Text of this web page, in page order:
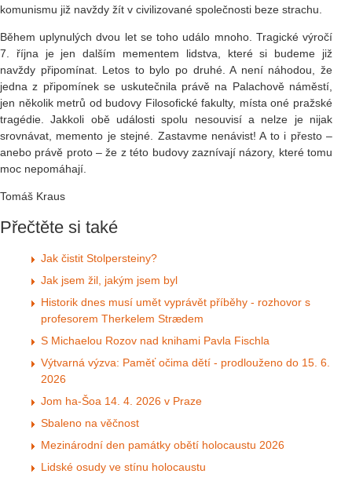
komunismu již navždy žít v civilizované společnosti beze strachu.
Během uplynulých dvou let se toho událo mnoho. Tragické výročí
7. října je jen dalším mementem lidstva, které si budeme již
navždy připomínat. Letos to bylo po druhé. A není náhodou, že
jedna z připomínek se uskutečnila právě na Palachově náměstí,
jen několik metrů od budovy Filosofické fakulty, místa oné pražské
tragédie. Jakkoli obě události spolu nesouvisí a nelze je nijak
srovnávat, memento je stejné. Zastavme nenávist! A to i přesto –
anebo právě proto – že z této budovy zaznívají názory, které tomu
moc nepomáhají.
Tomáš Kraus
Přečtěte si také
Jak čistit Stolpersteiny?
Jak jsem žil, jakým jsem byl
Historik dnes musí umět vyprávět příběhy - rozhovor s
profesorem Therkelem Strædem
S Michaelou Rozov nad knihami Pavla Fischla
Výtvarná výzva: Paměť očima dětí - prodlouženo do 15. 6.
2026
Jom ha-Šoa 14. 4. 2026 v Praze
Sbaleno na věčnost
Mezinárodní den památky obětí holocaustu 2026
Lidské osudy ve stínu holocaustu